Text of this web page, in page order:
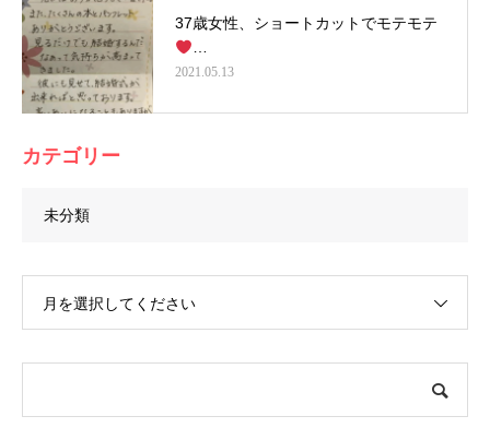
37歳女性、ショートカットでモテモテ
…
2021.05.13
カテゴリー
未分類
月を選択してください